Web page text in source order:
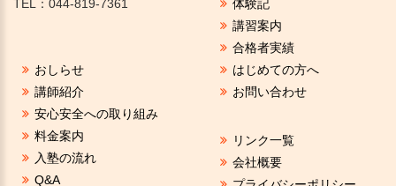
TEL： 044-819-7361
体験記
講習案内
合格者実績
おしらせ
講師紹介
安心安全への取り組み
料金案内
入塾の流れ
Q&A
はじめての方へ
お問い合わせ
リンク一覧
会社概要